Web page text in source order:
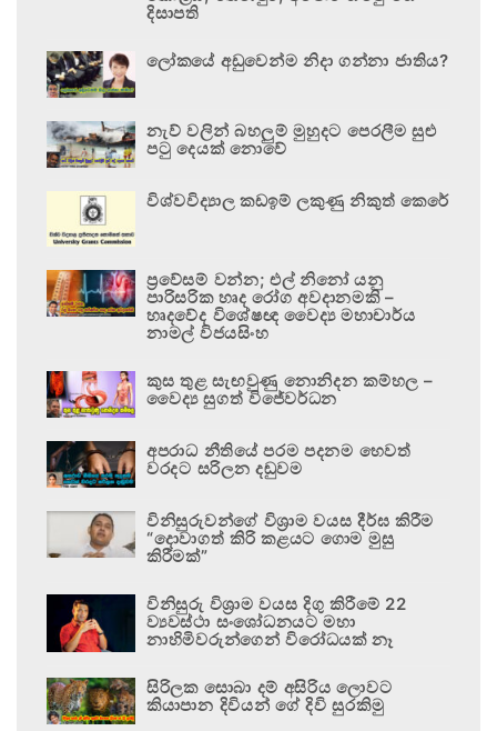
දිසාපති
ලෝකයේ අඩුවෙන්ම නිදා ගන්නා ජාතිය?
නැව් වලින් බහලුම් මුහුදට පෙරලීම සුළු
පටු දෙයක් නොවේ
විශ්වවිද්‍යාල කඩඉම් ලකුණු නිකුත් කෙරේ
ප්‍රවේසම් වන්න; එල් නිනෝ යනු
පාරිසරික හෘද රෝග අවදානමකි –
හෘදවේද විශේෂඥ වෛද්‍ය මහාචාර්ය
නාමල් විජයසිංහ
කුස තුළ සැඟවුණු නොනිදන කම්හල –
වෛද්‍ය සුගත් විජේවර්ධන
අපරාධ නීතියේ පරම පදනම හෙවත්
වරදට සරිලන දඬුවම
විනිසුරුවන්ගේ විශ්‍රාම වයස දීර්ඝ කිරීම
“දොවාගත් කිරි කළයට ගොම මුසු
කිරීමක්”
විනිසුරු විශ්‍රාම වයස දිගු කිරීමේ 22
ව්‍යවස්ථා සංශෝධනයට මහා
නාහිමිවරුන්ගෙන් විරෝධයක් නෑ
සිරිලක සොබා දම් අසිරිය ලොවට
කියාපාන දිවියන් ගේ දිවි සුරකිමු